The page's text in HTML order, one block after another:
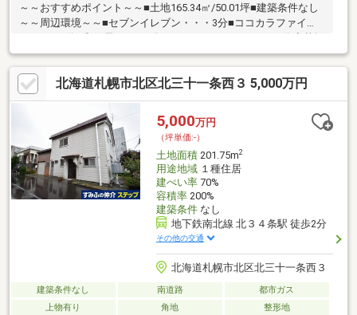
～～おすすめポイント～～■土地165.34㎡/50.01坪■建築条件なし
～～周辺環境～～■セブンイレブン・・・3分■ココカラファイ
ン・・・4分■郵便局・・・4分■マックスバリュ・・・13分◆札幌
市立北陽小学校・・・4分◆札幌市立北陽中学校・・・11分お気
軽にお問い合わせください。※建築条件なし・更地渡し※前面道路
は位置指定道路(私道)ですが、札幌市所有の道路です。▼▼ 打
ち合わせ・見学プランご用意しております▼▼ ＜探し始めの
方向け＞しっかりコース(1h~)/サクッとコース(0.5h~) 詳しく
は物件詳細下段の「イベント情報」をご覧ください。
北海道札幌市北区北三十一条西３ 5,000万円
5,000万円
（坪単価:-）
土地面積201.75m2
用途地域１種住居
建ぺい率70%
容積率200%
建築条件なし
地下鉄南北線 北３４条駅 徒歩2分
その他の交通
北海道札幌市北区北三十一条西３
建築条件なし 南道路
都市ガス
上物有り
角地 整形地